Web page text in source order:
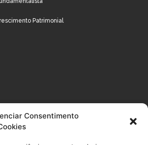
Consentimento
Patrimonial